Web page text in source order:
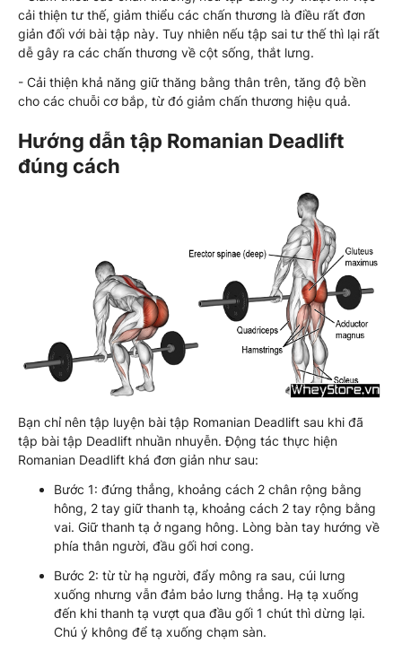
cải thiện tư thế, giảm thiểu các chấn thương là điều rất đơn
giản đối với bài tập này. Tuy nhiên nếu tập sai tư thế thì lại rất
dễ gây ra các chấn thương về cột sống, thắt lưng.
- Cải thiện khả năng giữ thăng bằng thân trên, tăng độ bền
cho các chuỗi cơ bắp, từ đó giảm chấn thương hiệu quả.
Hướng dẫn tập Romanian Deadlift
đúng cách
Bạn chỉ nên tập luyện bài tập Romanian Deadlift sau khi đã
tập bài tập Deadlift nhuần nhuyễn. Động tác thực hiện
Romanian Deadlift khá đơn giản như sau:
Bước 1: đứng thẳng, khoảng cách 2 chân rộng bằng
hông, 2 tay giữ thanh tạ, khoảng cách 2 tay rộng bằng
vai. Giữ thanh tạ ở ngang hông. Lòng bàn tay hướng về
phía thân người, đầu gối hơi cong.
Bước 2: từ từ hạ người, đẩy mông ra sau, cúi lưng
xuống nhưng vẫn đảm bảo lưng thẳng. Hạ tạ xuống
đến khi thanh tạ vượt qua đầu gối 1 chút thì dừng lại.
Chú ý không để tạ xuống chạm sàn.